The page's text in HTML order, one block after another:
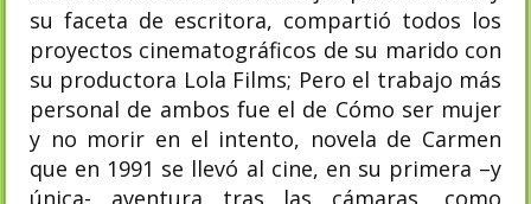
su faceta de escritora, compartió todos los
proyectos cinematográficos de su marido con
su productora Lola Films; Pero el trabajo más
personal de ambos fue el de Cómo ser mujer
y no morir en el intento, novela de Carmen
que en 1991 se llevó al cine, en su primera –y
única- aventura tras las cámaras, como